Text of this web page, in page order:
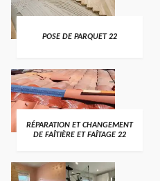
POSE DE PARQUET 22
RÉPARATION ET CHANGEMENT
DE FAÎTIÈRE ET FAÎTAGE 22